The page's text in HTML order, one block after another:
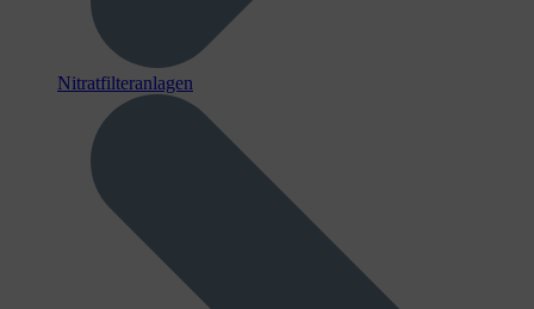
Nitratfilteranlagen